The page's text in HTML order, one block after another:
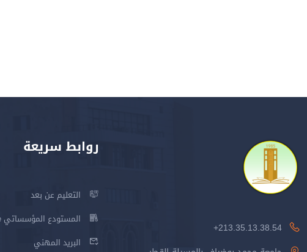
213.35.13.38.54+
روابط سريعة
التعليم عن بعد
المستودع المؤسساتي DSpace
البريد المهني